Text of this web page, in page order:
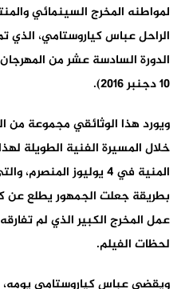
لمواطنه المخرج السينمائي
الراحل عباس كياروستامي، الذي
10 دجنبر 2016).
ويورد هذا الوثائقي مجموعة من
خلال المسيرة الفنية الطويلة
بطريقة جعلت الجمهور يطلع
عمل المخرج الكبير الذي لم
لحظات الفيلم.
ويقضي عباس كياروستامي